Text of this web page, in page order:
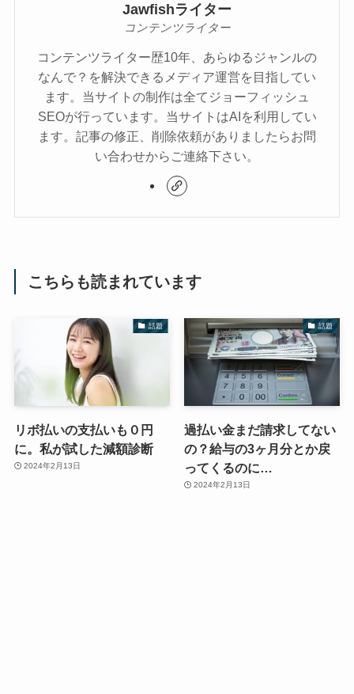
Jawfishライター
コンテンツライター
コンテンツライター歴10年、あらゆるジャンルの
なんで？を解決できるメディア運営を目指してい
ます。当サイトの制作は全てジョーフィッシュ
SEOが行っています。当サイトはAIを利用してい
ます。記事の修正、削除依頼がありましたらお問
い合わせからご連絡下さい。
こちらも読まれています
話題
リボ払いの支払いも０円
に。私が試した減額診断
2024年2月13日
話題
過払い金まだ請求してない
の？給与の3ヶ月分とか戻
ってくるのに…
2024年2月13日